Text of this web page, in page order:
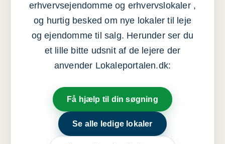
erhvervsejendomme og erhvervslokaler ,
og hurtig besked om nye lokaler til leje
og ejendomme til salg. Herunder ser du
et lille bitte udsnit af de lejere der
anvender Lokaleportalen.dk:
Få hjælp til din søgning
Se alle ledige lokaler